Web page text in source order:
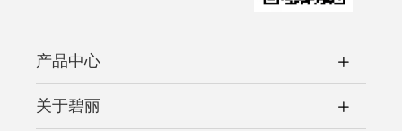
产品中心
关于碧丽